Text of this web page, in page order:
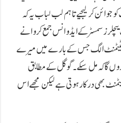
کر لیجیے تاہم لب لباب یہ کہ
ایک بیچلرز سمسٹر کے ایڈوانس جمع کروانے
الگ جس کے بارے میں میرے
گا کہ مل سکے۔ گوگل کے مطابق
سٹیٹمنٹ بھی درکار ہوتی ہے لیکن مجھے اس